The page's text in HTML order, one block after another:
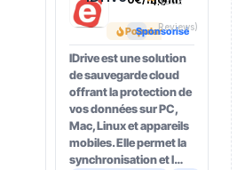
Popular
Sponsorisé
Reviews)
IDrive est une solution
de sauvegarde cloud
offrant la protection de
vos données sur PC,
Mac, Linux et appareils
mobiles. Elle permet la
synchronisation et l…